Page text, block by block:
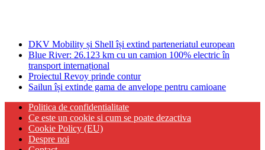
DKV Mobility și Shell își extind parteneriatul european
Blue River: 26.123 km cu un camion 100% electric în
transport internațional
Proiectul Revoy prinde contur
Sailun își extinde gama de anvelope pentru camioane
Politica de confidentialitate
Ce este un cookie si cum se poate dezactiva
Cookie Policy (EU)
Despre noi